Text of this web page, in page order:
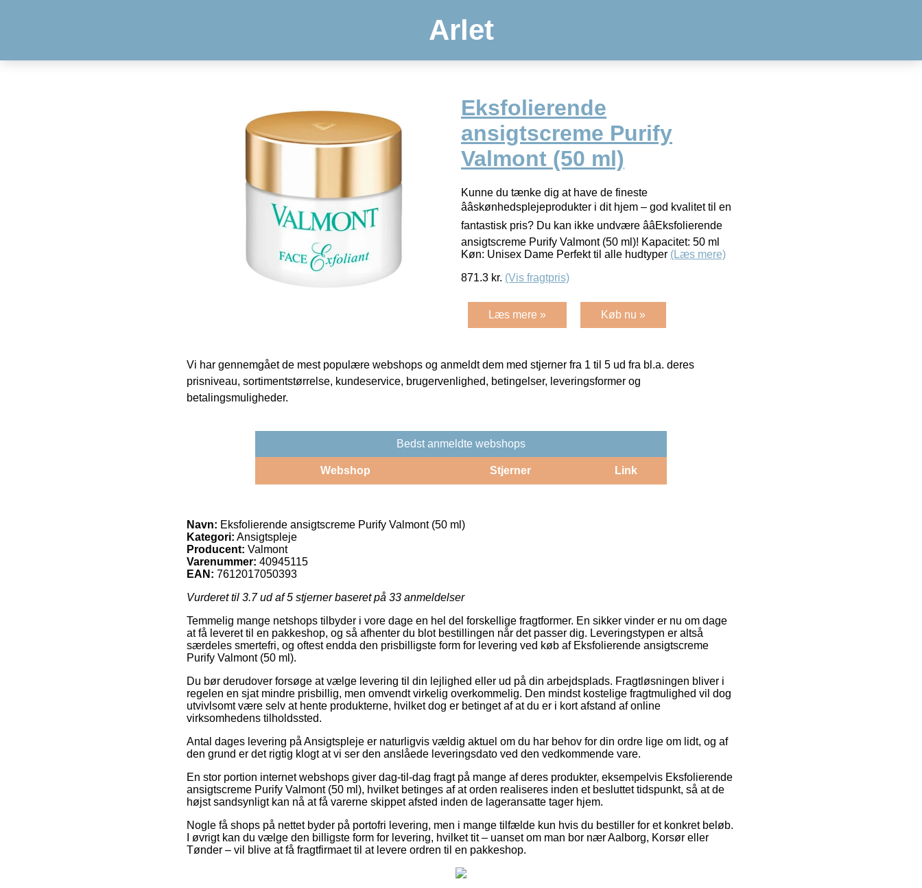
Arlet
Eksfolierende
ansigtscreme Purify
Valmont (50 ml)
Kunne du tænke dig at have de fineste
ââskønhedsplejeprodukter i dit hjem – god kvalitet til en
fantastisk pris? Du kan ikke undvære ââEksfolierende
ansigtscreme Purify Valmont (50 ml)! Kapacitet: 50 ml
Køn: Unisex Dame Perfekt til alle hudtyper (Læs mere)
871.3 kr. (Vis fragtpris)
Læs mere » Køb nu »
Vi har gennemgået de mest populære webshops og anmeldt dem med stjerner fra 1 til 5 ud fra bl.a. deres
prisniveau, sortimentstørrelse, kundeservice, brugervenlighed, betingelser, leveringsformer og
betalingsmuligheder.
Bedst anmeldte webshops
Webshop Stjerner Link
Navn: Eksfolierende ansigtscreme Purify Valmont (50 ml)
Kategori: Ansigtspleje
Producent: Valmont
Varenummer: 40945115
EAN: 7612017050393
Vurderet til 3.7ud af 5 stjerner baseret på 33 anmeldelser
Temmelig mange netshops tilbyder i vore dage en hel del forskellige fragtformer. En sikker vinder er nu om dage
at få leveret til en pakkeshop, og så afhenter du blot bestillingen når det passer dig. Leveringstypen er altså
særdeles smertefri, og oftest endda den prisbilligste form for levering ved køb af Eksfolierende ansigtscreme
Purify Valmont (50 ml).
Du bør derudover forsøge at vælge levering til din lejlighed eller ud på din arbejdsplads. Fragtløsningen bliver i
regelen en sjat mindre prisbillig, men omvendt virkelig overkommelig. Den mindst kostelige fragtmulighed vil dog
utvivlsomt være selv at hente produkterne, hvilket dog er betinget af at du er i kort afstand af online
virksomhedens tilholdssted.
Antal dages levering på Ansigtspleje er naturligvis vældig aktuel om du har behov for din ordre lige om lidt, og af
den grund er det rigtig klogt at vi ser den anslåede leveringsdato ved den vedkommende vare.
En stor portion internet webshops giver dag-til-dag fragt på mange af deres produkter, eksempelvis Eksfolierende
ansigtscreme Purify Valmont (50 ml), hvilket betinges af at orden realiseres inden et besluttet tidspunkt, så at de
højst sandsynligt kan nå at få varerne skippet afsted inden de lageransatte tager hjem.
Nogle få shops på nettet byder på portofri levering, men i mange tilfælde kun hvis du bestiller for et konkret beløb.
I øvrigt kan du vælge den billigste form for levering, hvilket tit – uanset om man bor nær Aalborg, Korsør eller
Tønder – vil blive at få fragtfirmaet til at levere ordren til en pakkeshop.